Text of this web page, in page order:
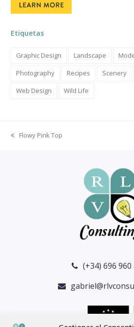
Etiquetas
Graphic Design Landscape
Photography
Recipes Scenery
Web Design
Wild Life
previous
Flowy Pink Top
(+34) 696 960